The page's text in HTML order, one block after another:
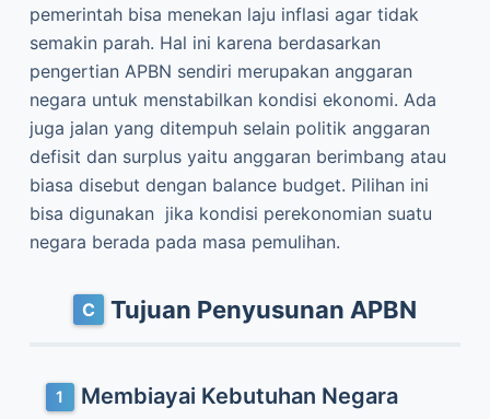
pemerintah bisa menekan laju inflasi agar tidak
semakin parah. Hal ini karena berdasarkan
pengertian APBN sendiri merupakan anggaran
negara untuk menstabilkan kondisi ekonomi. Ada
juga jalan yang ditempuh selain politik anggaran
defisit dan surplus yaitu anggaran berimbang atau
biasa disebut dengan balance budget. Pilihan ini
bisa digunakan jika kondisi perekonomian suatu
negara berada pada masa pemulihan.
Tujuan Penyusunan APBN
Membiayai Kebutuhan Negara